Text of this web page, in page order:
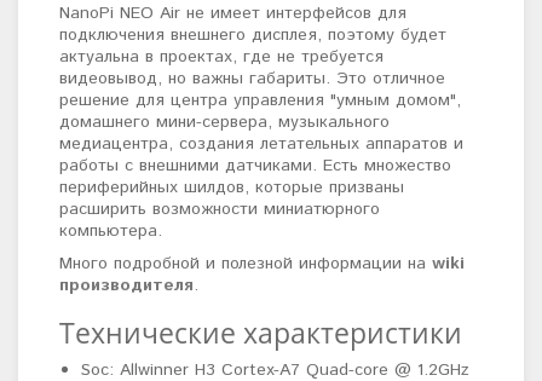
NanoPi NEO Air не имеет интерфейсов для
подключения внешнего дисплея, поэтому будет
актуальна в проектах, где не требуется
видеовывод, но важны габариты. Это отличное
решение для центра управления "умным домом",
домашнего мини-сервера, музыкального
медиацентра, создания летательных аппаратов и
работы с внешними датчиками. Есть множество
периферийных шилдов, которые призваны
расширить возможности миниатюрного
компьютера.
Много подробной и полезной информации на wiki
производителя.
Технические характеристики
Soc: Allwinner H3 Cortex-A7 Quad-core @ 1.2GHz